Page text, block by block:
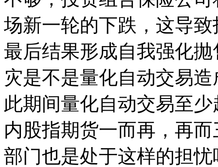
场新一轮的下跌，这导
最后结果形成自我强化
灾是不是量化自动交易
此期间量化自动交易至
内股指期货一而再，再
部门也是处于这样的担忧